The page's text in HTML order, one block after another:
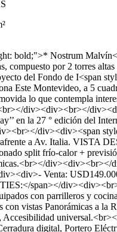
bold;">* Nostrum Malvín</
compuesto por 2 torres
del Fondo de I<span
Este Montevideo, a 5
lo que contempla
div><div><br></
en la 27 ° edición del
div><div><span
a Av. Italia. VISTA
split frío-calor +
Venta:
span></
con parrilleros y
con vistas Panorámicas a
Accesibilidad
digital, Portero